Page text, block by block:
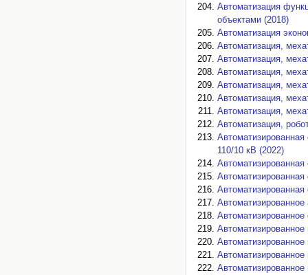
Автоматизация
объектами (2018)
Автоматизация
Автоматизация,
Автоматизация,
Автоматизация,
Автоматизация,
Автоматизация,
Автоматизация,
Автоматизация,
Автоматизированная
110/10 кВ (2022)
Автоматизированная
Автоматизированное
Автоматизированное
Автоматизированное